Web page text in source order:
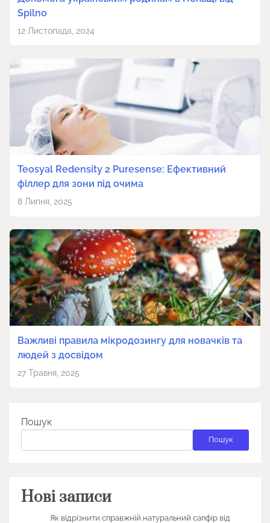
Spilno
12 Листопада, 2024
Teosyal Redensity 2 Puresense: Ефективний
філлер для зони під очима
8 Липня, 2025
Важливі правила мікродозингу для новачків та
людей з досвідом
27 Травня, 2025
Пошук
Пошук
Нові записи
Як відрізнити справжній натуральний сапфір від